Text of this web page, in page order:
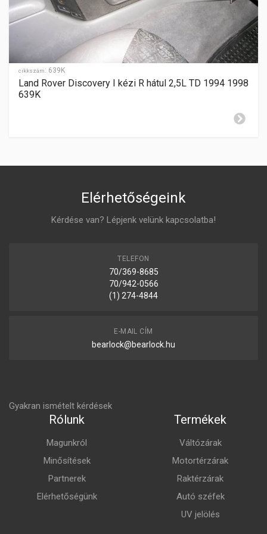
SEBESSÉGFOKOZATOK
-
GYÁRTÁSI ÉV
2004-2009
cikkszám: 639K
Land Rover Discovery I kézi R hátul 2,5L TD 1994 1998
639K
Elérhetőségeink
Kérdése van? Lépjenk velünk kapcsolatba!
TELEFON
70/369-8685
70/942-0566
(1) 274-4844
E-MAIL CÍM
bearlock@bearlock.hu
Gyakran ismételt kérdések
Rólunk
Magunkról
Minősítések
Partnerek
Elérhetőségünk
Termékek
Váltózárak
Motortérzárak
Raktérzárak
Autó széfek
UV jelölés